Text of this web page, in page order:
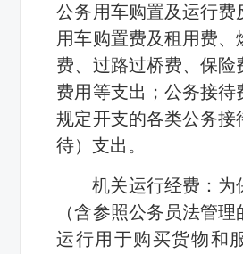
公务用车购置及运行费
用车购置费及租用费、
费、过路过桥费、保险
费用等支出；公务接待
规定开支的各类公务接
待）支出。
机关运行经费：为
（含参照公务员法管理
运行用于购买货物和